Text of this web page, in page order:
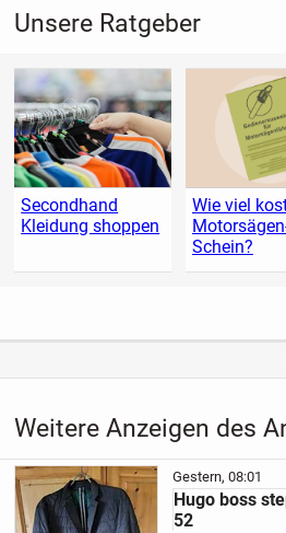
Unsere Ratgeber
Secondhand
Kleidung shoppen
Wie viel
Schein?
Weitere Anzeigen des
Gestern, 08:01
Hugo boss
52